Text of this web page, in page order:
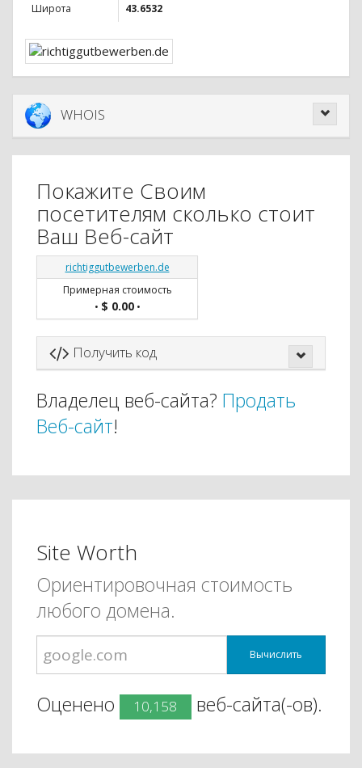
Широта
43.6532
WHOIS
Покажите Своим
посетителям сколько стоит
Ваш Веб-сайт
richtiggutbewerben.de
Примерная стоимость
• $ 0.00•
Получить код
Владелец веб-сайта? Продать
Веб-сайт!
Site Worth
Ориентировочная стоимость
любого домена.
Вычислить
Оценено 10,158 веб-сайта(-ов).